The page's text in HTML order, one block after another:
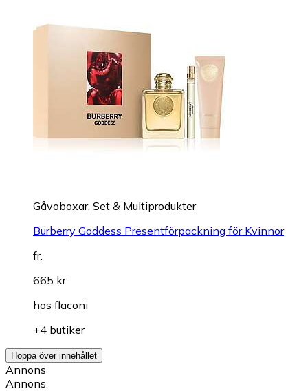
Gåvoboxar, Set & Multiprodukter
Burberry Goddess Presentförpackning för Kvinnor
fr.
665 kr
hos flaconi
+4 butiker
Hoppa över innehållet
Annons
Annons